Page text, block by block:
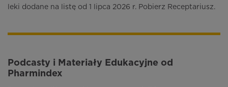
leki dodane na listę od 1 lipca 2026 r. Pobierz Receptariusz.
Podcasty i Materiały Edukacyjne od
Pharmindex